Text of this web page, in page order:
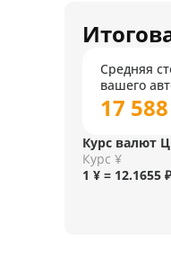
Средняя
вашего
17
Курс валют
Курс ¥
1 ¥ = 12.1655 ₽